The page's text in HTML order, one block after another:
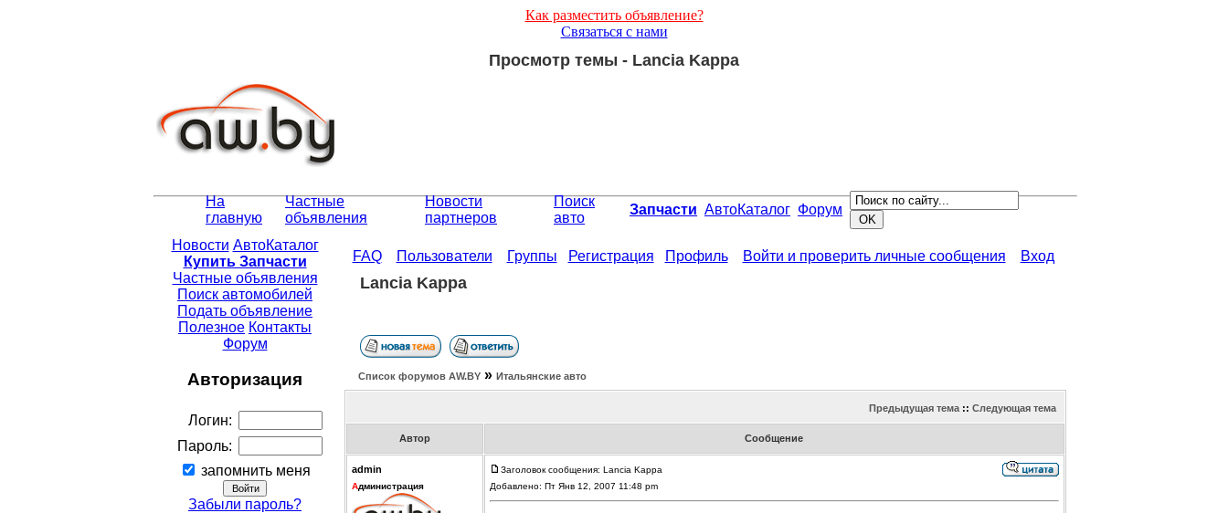
Как разместить объявление?
Связаться с нами
Просмотр темы - Lancia Kappa
На
главную
Частные
объявления
Новости
партнеров
Поиск
авто
Запчасти АвтоКаталог Форум
Новости АвтоКаталог
Купить Запчасти
Частные объявления
Поиск автомобилей
Подать объявление
Полезное Контакты
Форум
Авторизация
Логин:
Пароль:
запомнить меня
Забыли пароль?
FAQ Пользователи Группы Регистрация Профиль Войти и проверить личные сообщения Вход
Lancia Kappa
Список форумов АW.BY» Итальянские авто
Предыдущая тема:: Следующая тема
Автор Сообщение
admin
Администрация
Заголовок сообщения: Lancia Kappa
Добавлено: Пт Янв 12, 2007 11:48 pm